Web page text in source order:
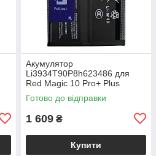
Акумулятор
Li3934T90P8h623486 для
Red Magic 10 Pro+ Plus
Готово до відправки
1 609 ₴
Купити